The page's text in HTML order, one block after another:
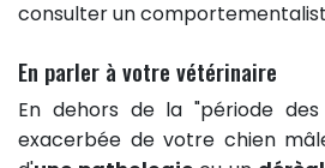
consulter un
En parler à votre vétérinaire
En dehors de la "période
exacerbée de votre chien